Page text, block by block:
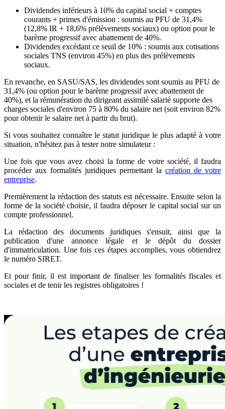
Dividendes inférieurs à 10% du capital social + comptes
courants + primes d'émission : soumis au PFU de 31,4%
(12,8% IR + 18,6% prélèvements sociaux) ou option pour le
barème progressif avec abattement de 40%.
Dividendes excédant ce seuil de 10% : soumis aux cotisations
sociales TNS (environ 45%) en plus des prélèvements
sociaux.
En revanche, en SASU/SAS, les dividendes sont soumis au PFU de
31,4% (ou option pour le barème progressif avec abattement de
40%), et la rémunération du dirigeant assimilé salarié supporte des
charges sociales d'environ 75 à 80% du salaire net (soit environ 82%
pour obtenir le salaire net à partir du brut).
Si vous souhaitez connaître le statut juridique le plus adapté à votre
situation, n'hésitez pas à tester notre simulateur :
Une fois que vous avez choisi la forme de votre société, il faudra
procéder aux formalités juridiques permettant la création de votre
entreprise.
Premièrement la rédaction des statuts est nécessaire. Ensuite selon la
forme de la société choisie, il faudra déposer le capital social sur un
compte professionnel.
La rédaction des documents juridiques s'ensuit, ainsi que la
publication d'une annonce légale et le dépôt du dossier
d'immatriculation. Une fois ces étapes accomplies, vous obtiendrez
le numéro SIRET.
Et pour finir, il est important de finaliser les formalités fiscales et
sociales et de tenir les registres obligatoires !